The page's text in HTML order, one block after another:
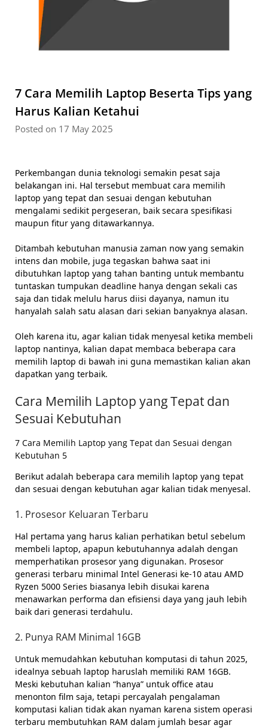
7 Cara Memilih Laptop Beserta Tips yang
Harus Kalian Ketahui
Posted on 17 May 2025
Perkembangan dunia teknologi semakin pesat saja
belakangan ini. Hal tersebut membuat cara memilih
laptop yang tepat dan sesuai dengan kebutuhan
mengalami sedikit pergeseran, baik secara spesifikasi
maupun fitur yang ditawarkannya.
Ditambah kebutuhan manusia zaman now yang semakin
intens dan mobile, juga tegaskan bahwa saat ini
dibutuhkan laptop yang tahan banting untuk membantu
tuntaskan tumpukan deadline hanya dengan sekali cas
saja dan tidak melulu harus diisi dayanya, namun itu
hanyalah salah satu alasan dari sekian banyaknya alasan.
Oleh karena itu, agar kalian tidak menyesal ketika membeli
laptop nantinya, kalian dapat membaca beberapa cara
memilih laptop di bawah ini guna memastikan kalian akan
dapatkan yang terbaik.
Cara Memilih Laptop yang Tepat dan
Sesuai Kebutuhan
7 Cara Memilih Laptop yang Tepat dan Sesuai dengan
Kebutuhan 5
Berikut adalah beberapa cara memilih laptop yang tepat
dan sesuai dengan kebutuhan agar kalian tidak menyesal.
1. Prosesor Keluaran Terbaru
Hal pertama yang harus kalian perhatikan betul sebelum
membeli laptop, apapun kebutuhannya adalah dengan
memperhatikan prosesor yang digunakan. Prosesor
generasi terbaru minimal Intel Generasi ke-10 atau AMD
Ryzen 5000 Series biasanya lebih disukai karena
menawarkan performa dan efisiensi daya yang jauh lebih
baik dari generasi terdahulu.
2. Punya RAM Minimal 16GB
Untuk memudahkan kebutuhan komputasi di tahun 2025,
idealnya sebuah laptop haruslah memiliki RAM 16GB.
Meski kebutuhan kalian “hanya” untuk office atau
menonton film saja, tetapi percayalah pengalaman
komputasi kalian tidak akan nyaman karena sistem operasi
terbaru membutuhkan RAM dalam jumlah besar agar